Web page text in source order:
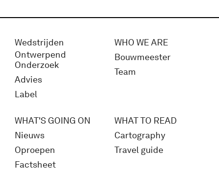
Wedstrijden
Ontwerpend
Onderzoek
Advies
Label
WHO WE ARE
Bouwmeester
Team
WHAT'S GOING ON
Nieuws
Oproepen
Factsheet
WHAT TO READ
Cartography
Travel guide